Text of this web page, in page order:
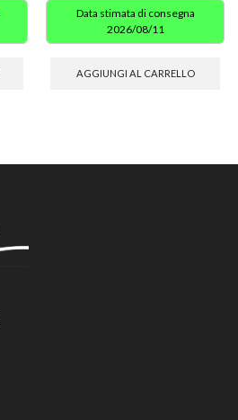
Data stimata di consegna
2026/08/11
AGGIUNGI AL CARRELLO